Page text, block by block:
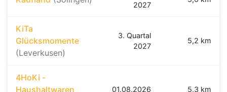
2027
KiTa
Glücksmomente
(Leverkusen)
3. Quartal
2027
5,2 km
4HoKi -
Haushaltwaren
01.08.2026 5,3 km